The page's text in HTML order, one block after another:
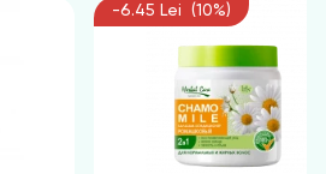
тёплой водой. В случае
-6.45 Lei (10%)